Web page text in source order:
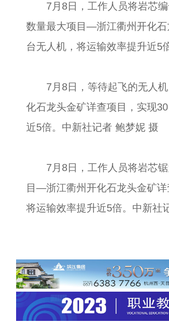
7月8日，工作人员将岩芯编
数量最大项目—浙江衢州开化
台无人机，将运输效率提升近5
7月8日，等待起飞的无人机
化石龙头金矿详查项目，实现
近5倍。中新社记者 鲍梦妮 摄
7月8日，工作人员将岩芯锯
目—浙江衢州开化石龙头金矿详
将运输效率提升近5倍。中新社